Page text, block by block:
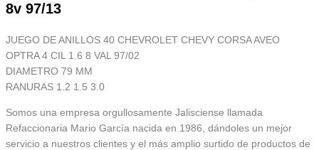
8v 97/13
JUEGO DE ANILLOS 40 CHEVROLET CHEVY CORSA AVEO
OPTRA 4 CIL 1.6 8 VAL 97/02
DIAMETRO 79 MM
RANURAS 1.2 1.5 3.0
Somos una empresa orgullosamente Jalisciense llamada
Refaccionaria Mario García nacida en 1986, dándoles un mejor
servicio a nuestros clientes y el más amplio surtido de productos de